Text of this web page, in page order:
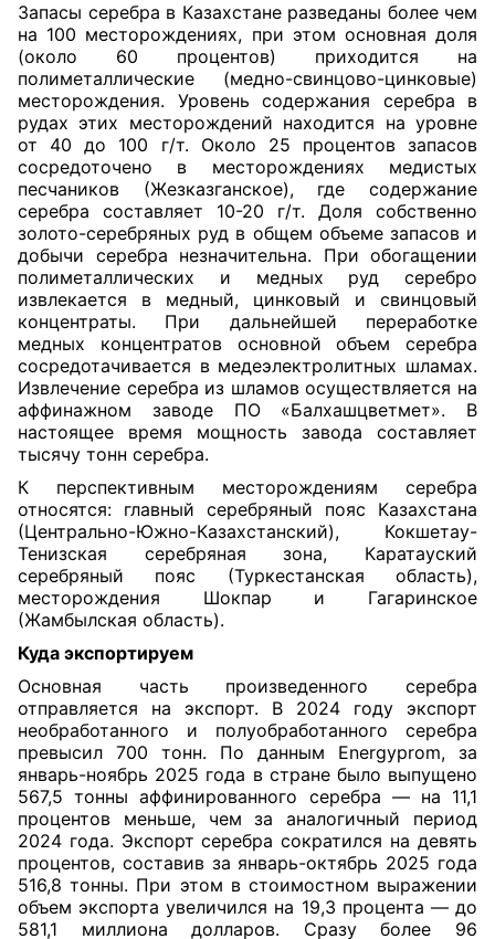
Запасы серебра в Казахстане разведаны более чем
на 100 месторождениях, при этом основная доля
(около 60 процентов) приходится на
полиметаллические (медно-свинцово-цинковые)
месторождения. Уровень содержания серебра в
рудах этих месторождений находится на уровне
от 40 до 100 г/т. Около 25 процентов запасов
сосредоточено в месторождениях медистых
песчаников (Жезказганское), где содержание
серебра составляет 10-20 г/т. Доля собственно
золото-серебряных руд в общем объеме запасов и
добычи серебра незначительна. При обогащении
полиметаллических и медных руд серебро
извлекается в медный, цинковый и свинцовый
концентраты. При дальнейшей переработке
медных концентратов основной объем серебра
сосредотачивается в медеэлектролитных шламах.
Извлечение серебра из шламов осуществляется на
аффинажном заводе ПО «Балхашцветмет». В
настоящее время мощность завода составляет
тысячу тонн серебра.
К перспективным месторождениям серебра
относятся: главный серебряный пояс Казахстана
(Центрально-Южно-Казахстанский), Кокшетау-
Тенизская серебряная зона, Каратауский
серебряный пояс (Туркестанская область),
месторождения Шокпар и Гагаринское
(Жамбылская область).
Куда экспортируем
Основная часть произведенного серебра
отправляется на экспорт. В 2024 году экспорт
необработанного и полуобработанного серебра
превысил 700 тонн.
По данным Energyprom, за
январь-ноябрь 2025 года в стране было выпущено
567,5 тонны аффинированного серебра — на 11,1
процентов меньше, чем за аналогичный период
2024 года. Экспорт серебра сократился на девять
процентов, составив за январь-октябрь 2025 года
516,8 тонны. При этом в стоимостном выражении
объем экспорта увеличился на 19,3 процента — до
581,1 миллиона долларов. Сразу более 96